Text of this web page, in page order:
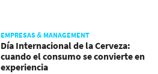
EMPRESAS & MANAGEMENT
Día Internacional de la Cerveza:
cuando el consumo se convierte en
experiencia